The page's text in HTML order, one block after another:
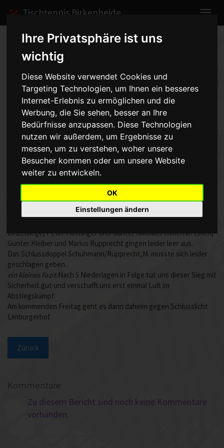
Ihre Privatsphäre ist uns
wichtig
Diese Website verwendet Cookies und
Targeting Technologien, um Ihnen ein besseres
Internet-Erlebnis zu ermöglichen und die
Werbung, die Sie sehen, besser an Ihre
Bedürfnisse anzupassen. Diese Technologien
nutzen wir außerdem, um Ergebnisse zu
messen, um zu verstehen, woher unsere
Besucher kommen oder um unsere Website
weiter zu entwickeln.
OK
Einstellungen ändern
Tischtennis Birkenheide
Home Spiele 2011/2012
Herren III
Spielbericht anzeigen
Herren III - SV
Pfingstweide 2 - 8:8vom
04.11.2011 20:00 Uhr
Der abstiegsbedrohte ASV Birkenheide 3 erzielte gegen den bis
Es fing eigentlich recht ordentlich an. Aus den Eingangsdoppeln
gingen wir mit einer 2:1 Führung.
Einzelsiege, Peter Hötzinger und Günter Nikolaus immerhin einen,
Gunter Kleiber und Marius Rupprecht gingen leider leer aus.
Das Schlussdoppel Schuhmann/Rupprecht,M. musste sich leider
geschlagen geben.
ein kleines Fazit:Nach 5 Niederlagen in Folge tut uns dieser Sieg mit
Sicherheit gut und verschafft uns erst einmal Luft im
Abstiegskampf.
Am kommenden Freitag geht es dann daheim gegen Schlusslicht
Limburgerhof.
Zurück
Kommentare
Zu diesem Bericht sind noch keine Kommentare
vorhanden.